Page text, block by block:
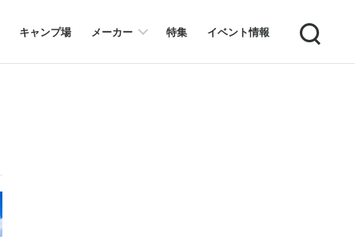
キャンプ場 メーカー 特集 イベント情報 Search